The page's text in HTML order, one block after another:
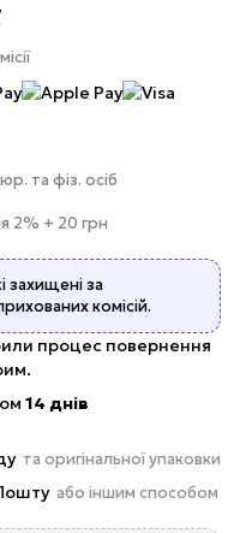
та фіз. осіб
2% + 20 грн
захищені за
комісій.
процес повернення
14 днів
та оригінальної упаковки
або іншим способом